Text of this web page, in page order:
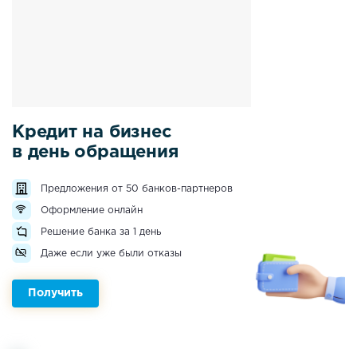
Кредит на бизнес
в день обращения
Предложения от 50 банков-партнеров
Оформление онлайн
Решение банка за 1 день
Даже если уже были отказы
Получить